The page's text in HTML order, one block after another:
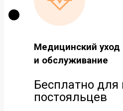
Медицинский уход
и обслуживание
Бесплатно
постояльцев